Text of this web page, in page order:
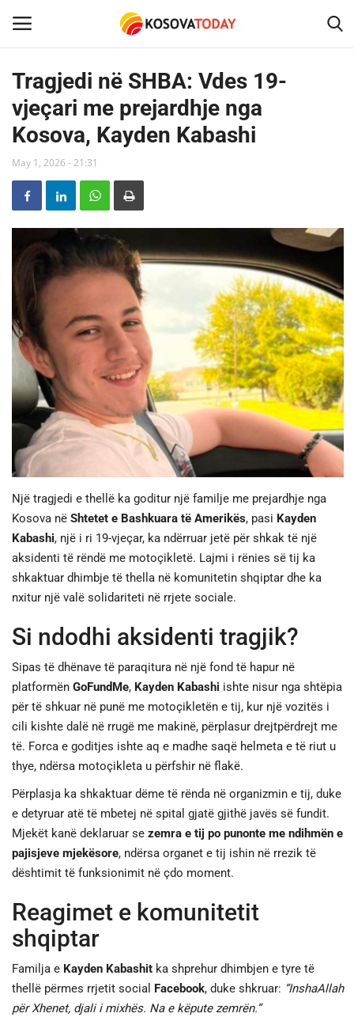
Home
KOSOVA
SHQIPERIA
MAQEDONIA
SHOWBIZ
BOTA
TECH
JETA
SPORTI
SHENDETI
Tragjedi në SHBA: Vdes 19-
vjeçari me prejardhje nga
Kosova, Kayden Kabashi
May 1, 2026 - 21:31
Një tragjedi e thellë ka goditur një familje me prejardhje nga
Kosova në Shtetet e Bashkuara të Amerikës, pasi Kayden
Kabashi, një i ri 19-vjeçar, ka ndërruar jetë për shkak të një
aksidenti të rëndë me motoçikletë. Lajmi i rënies së tij ka
shkaktuar dhimbje të thella në komunitetin shqiptar dhe ka
nxitur një valë solidariteti në rrjete sociale.
Si ndodhi aksidenti tragjik?
Sipas të dhënave të paraqitura në një fond të hapur në
platformën GoFundMe, Kayden Kabashi ishte nisur nga shtëpia
për të shkuar në punë me motoçikletën e tij, kur një vozitës i
cili kishte dalë në rrugë me makinë, përplasur drejtpërdrejt me
të. Forca e goditjes ishte aq e madhe saqë helmeta e të riut u
thye, ndërsa motoçikleta u përfshir në flakë.
Përplasja ka shkaktuar dëme të rënda në organizmin e tij, duke
e detyruar atë të mbetej në spital gjatë gjithë javës së fundit.
Mjekët kanë deklaruar se zemra e tij po punonte me ndihmën e
pajisjeve mjekësore, ndërsa organet e tij ishin në rrezik të
dështimit të funksionimit në çdo moment.
Reagimet e komunitetit
shqiptar
Familja e Kayden Kabashit ka shprehur dhimbjen e tyre të
thellë përmes rrjetit social Facebook, duke shkruar: “InshaAllah
për Xhenet, djali i mixhës. Na e këpute zemrën.”